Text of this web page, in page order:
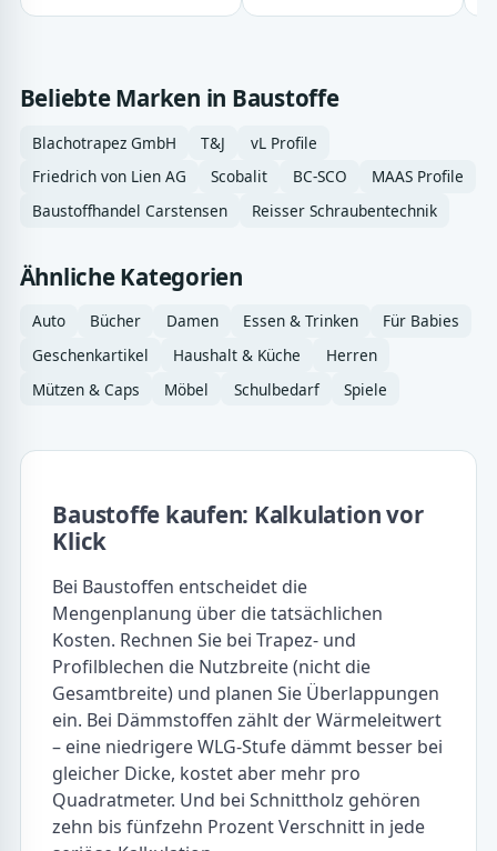
Beliebte Marken in Baustoffe
Blachotrapez GmbH T&J
vL Profile
Friedrich von Lien AG
Scobalit BC-SCO
MAAS Profile
Baustoffhandel Carstensen
Reisser Schraubentechnik
Ähnliche Kategorien
Auto Bücher Damen Essen & Trinken
Für Babies
Geschenkartikel
Haushalt & Küche
Herren
Mützen & Caps
Möbel Schulbedarf Spiele
Baustoffe kaufen: Kalkulation vor
Klick
Bei Baustoffen entscheidet die
Mengenplanung über die tatsächlichen
Kosten. Rechnen Sie bei Trapez- und
Profilblechen die Nutzbreite (nicht die
Gesamtbreite) und planen Sie Überlappungen
ein. Bei Dämmstoffen zählt der Wärmeleitwert
– eine niedrigere WLG-Stufe dämmt besser bei
gleicher Dicke, kostet aber mehr pro
Quadratmeter. Und bei Schnittholz gehören
zehn bis fünfzehn Prozent Verschnitt in jede